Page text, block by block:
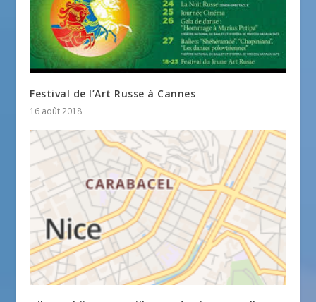
Festival de l’Art Russe à Cannes
16 août 2018